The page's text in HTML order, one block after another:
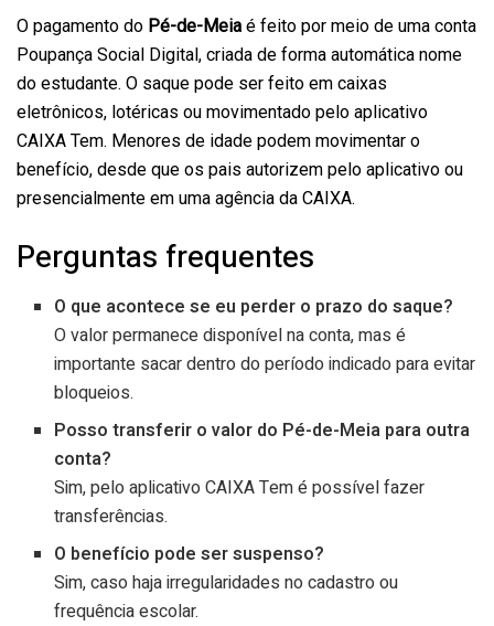
O pagamento do Pé-de-Meia é feito por meio de uma conta
Poupança Social Digital, criada de forma automática nome
do estudante. O saque pode ser feito em caixas
eletrônicos, lotéricas ou movimentado pelo aplicativo
CAIXA Tem. Menores de idade podem movimentar o
benefício, desde que os pais autorizem pelo aplicativo ou
presencialmente em uma agência da CAIXA.
Perguntas frequentes
O que acontece se eu perder o prazo do saque?
O valor permanece disponível na conta, mas é
importante sacar dentro do período indicado para evitar
bloqueios.
Posso transferir o valor do Pé-de-Meia para outra
conta?
Sim, pelo aplicativo CAIXA Tem é possível fazer
transferências.
O benefício pode ser suspenso?
Sim, caso haja irregularidades no cadastro ou
frequência escolar.